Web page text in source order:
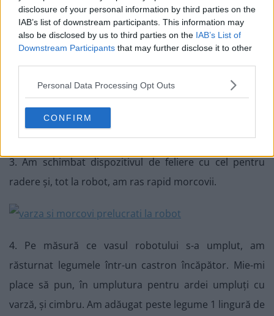
disclosure of your personal information by third parties on the
IAB’s list of downstream participants. This information may
also be disclosed by us to third parties on the IAB’s List of
Downstream Participants that may further disclose it to other
Personal Data Processing Opt Outs
CONFIRM
3. Am schimbat dispozitivul de feliere cu cel pentru
radere și, tot la robot, am ras rapid morcovii.
4. Pe măsură ce vasul robotului s-a umplut, am
răsturnat legumele într-un castron încăpător. Mie-mi
place să pun, în umplutura pentru ardei umpluți cu
varză, și cimbru. Am adăugat peste legume 1 lingură de